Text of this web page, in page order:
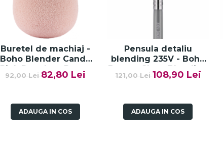
Buretel de machiaj -
Boho Blender Candy
Pink Regular - Paese
92,00 Lei82,80 Lei
ADAUGA IN COS
Pensula detaliu
blending 235V - Boho
Beauty Short Blending
- Paese
121,00 Lei108,90 Lei
ADAUGA IN COS